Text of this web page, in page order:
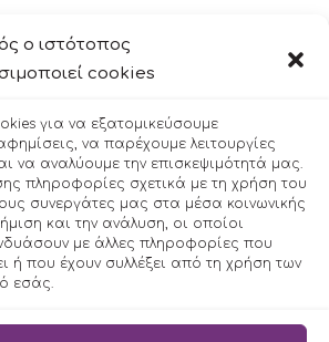
ο ιστότοπος
cookies
για να εξατομικεύσουμε
να παρέχουμε λειτουργίες
να αναλύουμε την επισκεψιμότητά μας.
πληροφορίες σχετικά με τη χρήση του
συνεργάτες μας στα μέσα κοινωνικής
και την ανάλυση, οι οποίοι
με άλλες πληροφορίες που
ή που έχουν συλλέξει από τη χρήση των
εσάς.
πρακτικές στην
παρέμβαση
δύο γλώσσες: Πέντε
τα δίγλωσσα παιδιά
& Νόσος Alzheimer